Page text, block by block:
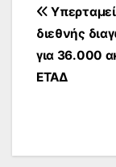
διεθνής
για 36.000
ΕΤΑΔ